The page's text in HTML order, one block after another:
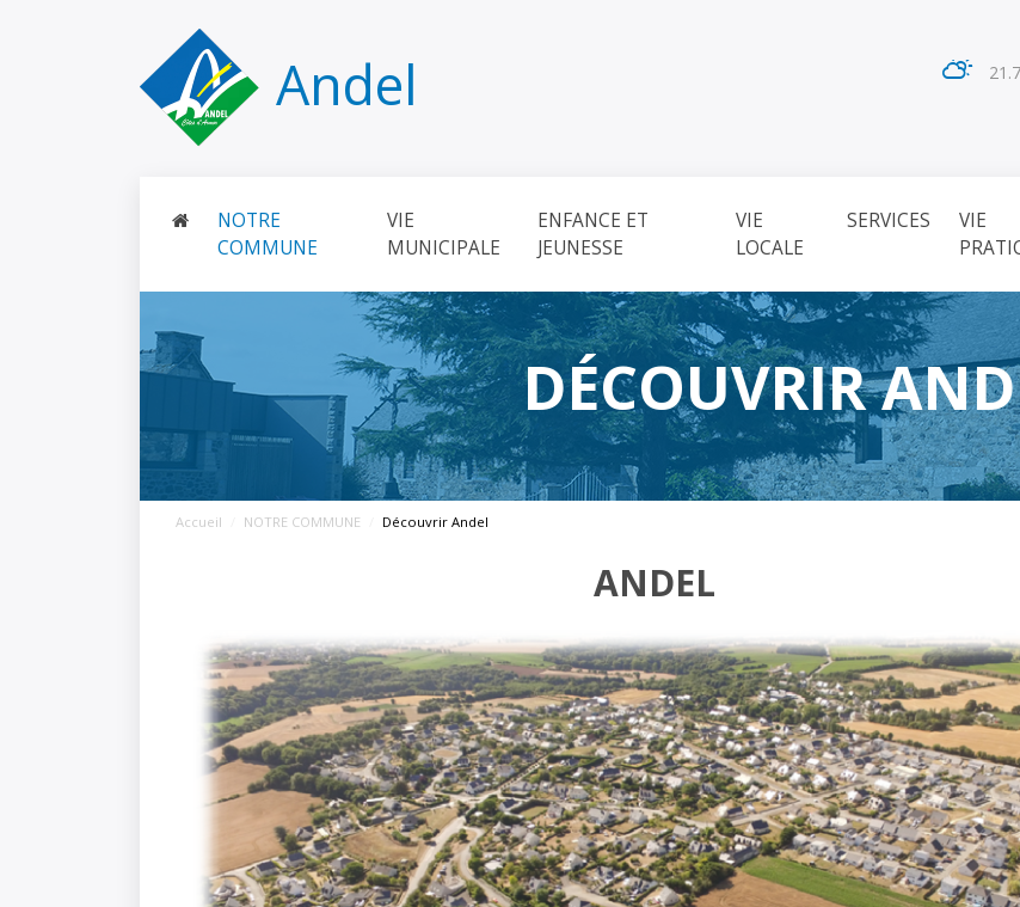
Andel
NOTRE
COMMUNE
VIE
MUNICIPALE
ENFANCE ET
JEUNESSE
VIE
LOCALE
SERVICES
VIE
DÉCOUVRIR
Accueil NOTRE COMMUNE Découvrir Andel
ANDEL